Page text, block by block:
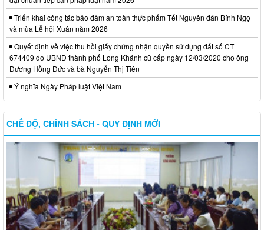
Triển khai công tác bảo đảm an toàn thực phẩm Tết Nguyên đán Bính Ngọ
và mùa Lễ hội Xuân năm 2026
Quyết định về việc thu hồi giấy chứng nhận quyền sử dụng đất số CT
674409 do UBND thành phố Long Khánh cũ cấp ngày 12/03/2020 cho ông
Dương Hồng Đức và bà Nguyễn Thị Tiên
Ý nghĩa Ngày Pháp luật Việt Nam
CHẾ ĐỘ, CHÍNH SÁCH - QUY ĐỊNH MỚI